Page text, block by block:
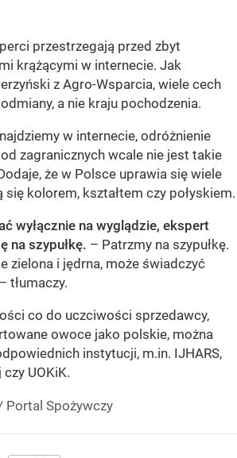
przestrzegają przed zbyt
krążącymi w internecie. Jak
z Agro-Wsparcia, wiele cech
a nie kraju pochodzenia.
w internecie, odróżnienie
zagranicznych wcale nie jest takie
że w Polsce uprawia się wiele
kolorem, kształtem czy połyskiem.
wyłącznie na wyglądzie, ekspert
na szypułkę. – Patrzmy na szypułkę.
zielona i jędrna, może świadczyć
tłumaczy.
co do uczciwości sprzedawcy,
owoce jako polskie, można
instytucji, m.in. IJHARS,
UOKiK.
Portal Spożywczy